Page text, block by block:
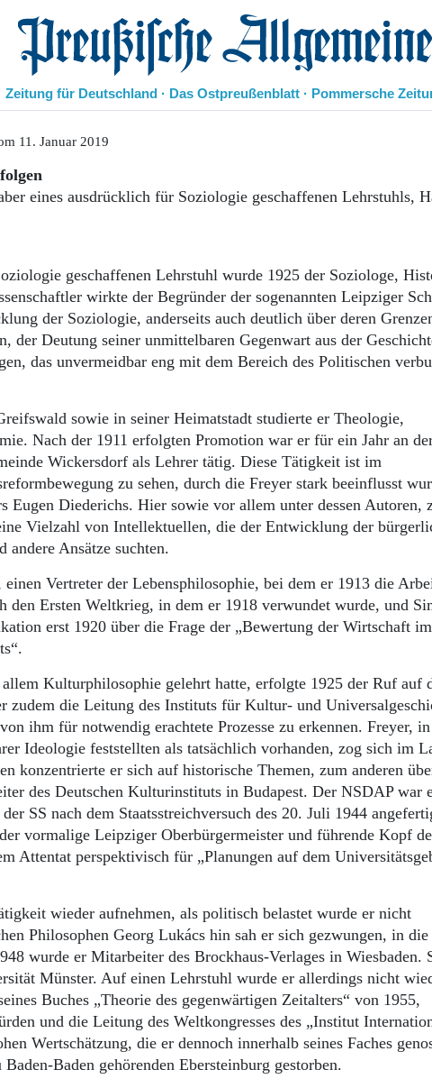
Preußische Allgemeine Zeitung
Zeitung für Deutschland · Das Ostpreußenblatt · Pommersche
Panorama
Ostpreußen
Pommern
Berlin-Brandenburg
Schlesien
Danzig und Westpreußen
11. Januar 2019
eines ausdrücklich für Soziologie geschaffenen Lehrstuhls,
geschaffenen Lehrstuhl wurde 1925 der Soziologe,
wirkte der Begründer der sogenannten Leipziger
der Soziologie, anderseits auch deutlich über deren
der Deutung seiner unmittelbaren Gegenwart aus der
das unvermeidbar eng mit dem Bereich des Politischen
sowie in seiner Heimatstadt studierte er Theologie,
Nach der 1911 erfolgten Promotion war er für ein Jahr an
Wickersdorf als Lehrer tätig. Diese Tätigkeit ist im
zu sehen, durch die Freyer stark beeinflusst
Eugen Diederichs. Hier sowie vor allem unter dessen Autoren,
Vielzahl von Intellektuellen, die der Entwicklung der
andere Ansätze suchten.
Vertreter der Lebensphilosophie, bei dem er 1913 die
den Ersten Weltkrieg, in dem er 1918 verwundet wurde, und
erst 1920 über die Frage der „Bewertung der Wirtschaft im
Kulturphilosophie gelehrt hatte, erfolgte 1925 der Ruf auf
zudem die Leitung des Instituts für Kultur- und
ihm für notwendig erachtete Prozesse zu erkennen. Freyer, in
Ideologie feststellten als tatsächlich vorhanden, zog sich im
konzentrierte er sich auf historische Themen, zum anderen
des Deutschen Kulturinstituts in Budapest. Der NSDAP war
SS nach dem Staatsstreichversuch des 20. Juli 1944
vormalige Leipziger Oberbürgermeister und führende Kopf
Attentat perspektivisch für „Planungen auf dem
wieder aufnehmen, als politisch belastet wurde er nicht
Philosophen Georg Lukács hin sah er sich gezwungen, in die
wurde er Mitarbeiter des Brockhaus-Verlages in Wiesbaden.
Münster. Auf einen Lehrstuhl wurde er allerdings nicht
Buches „Theorie des gegenwärtigen Zeitalters“ von 1955,
und die Leitung des Weltkongresses des „Institut
Wertschätzung, die er dennoch innerhalb seines Faches
Baden gehörenden Ebersteinburg gestorben.